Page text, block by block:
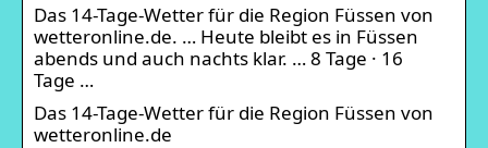
Das 14-Tage-Wetter für die Region Füssen von
wetteronline.de. … Heute bleibt es in Füssen
abends und auch nachts klar. … 8 Tage · 16
Tage …
Das 14-Tage-Wetter für die Region Füssen von
wetteronline.de